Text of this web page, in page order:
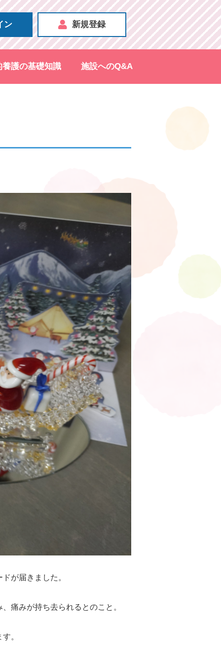
ン 新規登録
養護の基礎知識 施設へのQ&A
が届きました。
痛みが持ち去られるとのこと。
。